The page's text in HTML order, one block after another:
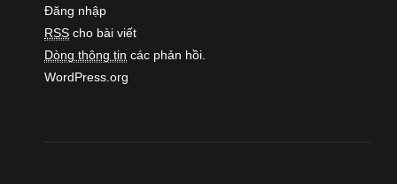
Đăng nhập
RSS cho bài viết
Dòng thông tin các phản hồi.
WordPress.org